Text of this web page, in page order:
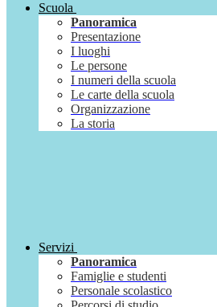
Scuola
Panoramica
Presentazione
I luoghi
Le persone
I numeri della scuola
Le carte della scuola
Organizzazione
La storia
Servizi
Panoramica
Famiglie e studenti
Personale scolastico